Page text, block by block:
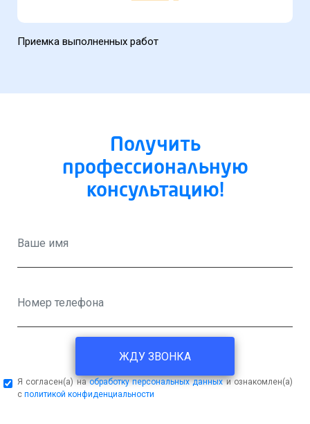
Приемка выполненных работ
Получить
профессиональную
консультацию!
ЖДУ ЗВОНКА
Я согласен(а) наобработку персональных данныхи ознакомлен(а)
с политикой конфиденциальности